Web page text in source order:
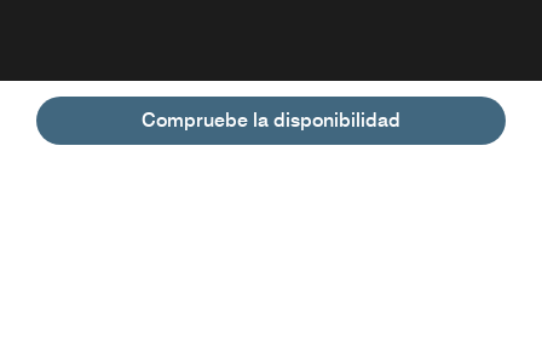
Compruebe la disponibilidad